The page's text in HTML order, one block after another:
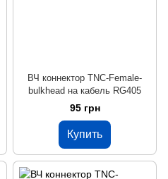
ВЧ коннектор TNC-Female-
bulkhead на кабель RG405
95 грн
Купить